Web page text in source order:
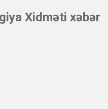
Xidməti xəbər